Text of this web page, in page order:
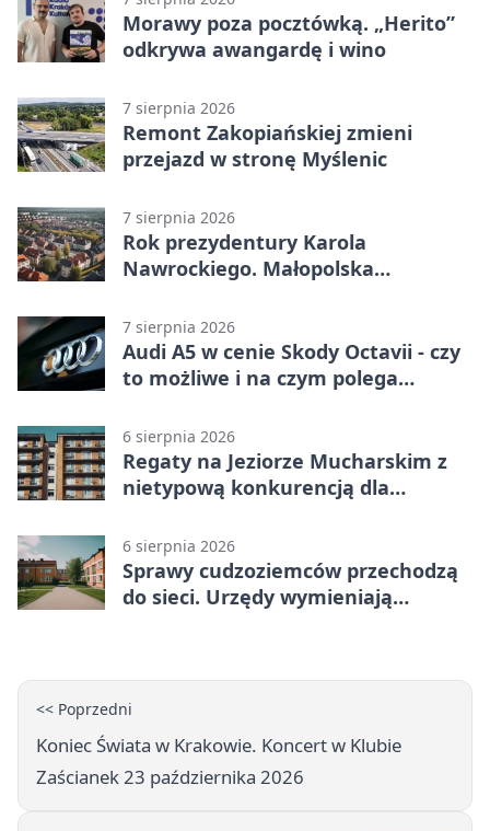
Morawy poza pocztówką. „Herito”
odkrywa awangardę i wino
7 sierpnia 2026
Remont Zakopiańskiej zmieni
przejazd w stronę Myślenic
7 sierpnia 2026
Rok prezydentury Karola
Nawrockiego. Małopolska
7 sierpnia 2026
Audi A5 w cenie Skody Octavii - czy
to możliwe i na czym polega
6 sierpnia 2026
Regaty na Jeziorze Mucharskim z
nietypową konkurencją dla
6 sierpnia 2026
Sprawy cudzoziemców przechodzą
do sieci. Urzędy wymieniają
<< Poprzedni
Koniec Świata w Krakowie. Koncert w Klubie
Zaścianek 23 października 2026